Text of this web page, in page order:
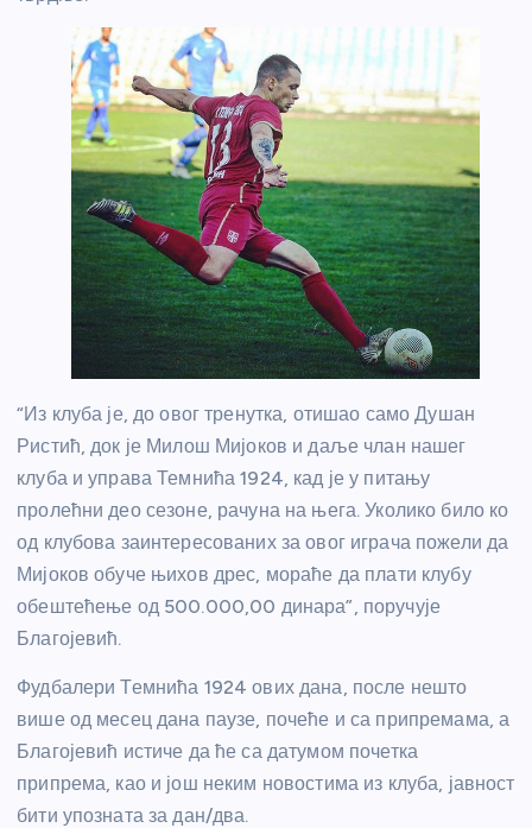
“Из клуба је, до овог тренутка, отишао само Душан
Ристић, док је Милош Мијоков и даље члан нашег
клуба и управа Темнића 1924, кад је у питању
пролећни део сезоне, рачуна на њега. Уколико било ко
од клубова заинтересованих за овог играча пожели да
Мијоков обуче њихов дрес, мораће да плати клубу
обештећење од 500.000,00 динара”, поручује
Благојевић.
Фудбалери Темнића 1924 ових дана, после нешто
више од месец дана паузе, почеће и са припремама, а
Благојевић истиче да ће са датумом почетка
припрема, као и још неким новостима из клуба, јавност
бити упозната за дан/два.